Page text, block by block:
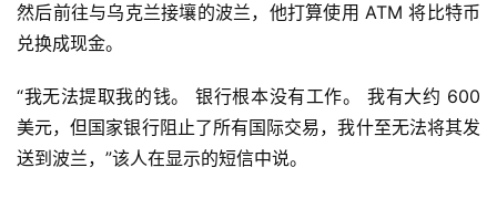
然后前往与乌克兰接壤的波兰，他打算使用 ATM 将比特币
兑换成现金。
“我无法提取我的钱。 银行根本没有工作。 我有大约 600
美元，但国家银行阻止了所有国际交易，我什至无法将其发
送到波兰，”该人在显示的短信中说。